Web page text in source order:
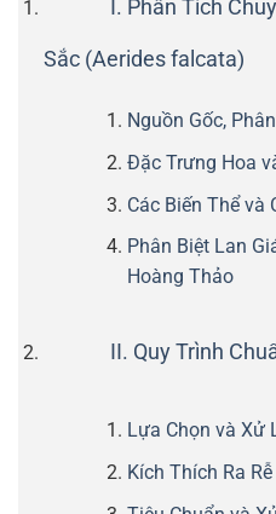
I. Phân Tích
Sắc (Aerides falcata)
Nguồn Gốc,
Đặc Trưng Hoa
Các Biến Thể và
Phân Biệt Lan
Hoàng Thảo
II. Quy Trình
Lựa Chọn và Xử
Kích Thích Ra